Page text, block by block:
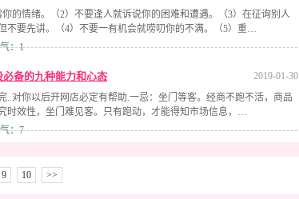
的情绪。（2）不要逢人就诉说你的困难和遭遇。（3）在征询别人
不要先讲。（4）不要一有机会就唠叨你的不满。（5）重…
：1
2019-01-30
备的九种能力和心态
..对你以后开网店必定有帮助.一忌：坐门等客。经商不跑不活，商品
时效性，坐门难见客。只有跑动，才能得知市场信息，…
：7
9 10 >>